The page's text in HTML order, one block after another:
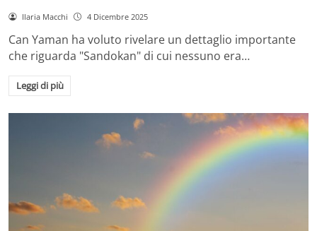
Ilaria Macchi 4 Dicembre 2025
Can Yaman ha voluto rivelare un dettaglio importante
che riguarda "Sandokan" di cui nessuno era…
Leggi di più